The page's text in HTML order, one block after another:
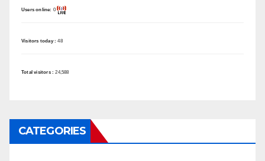
Users online: 0
Visitors today :48
Total visitors :24,588
CATEGORIES